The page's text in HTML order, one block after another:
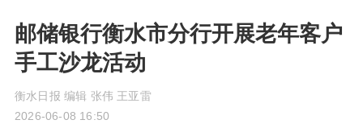
邮储银行衡水市分行开展老年客户
手工沙龙活动
衡水日报 编辑 张伟 王亚雷
2026-06-08 16:50